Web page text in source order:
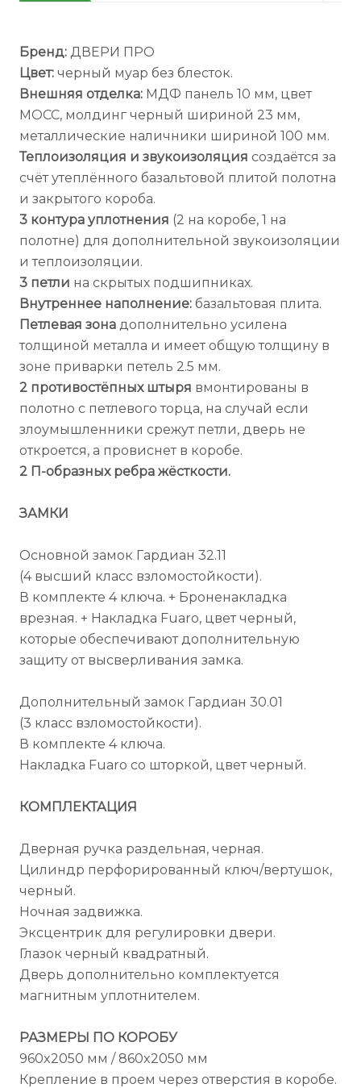
Бренд: ДВЕРИ ПРО
Цвет: черный муар без блесток.
Внешняя отделка: МДФ панель 10 мм, цвет
МОСС, молдинг черный шириной 23 мм,
металлические наличники шириной 100 мм.
Теплоизоляция и звукоизоляция создаётся за
счёт утеплённого базальтовой плитой полотна
и закрытого короба.
3 контура уплотнения (2 на коробе, 1 на
полотне) для дополнительной звукоизоляции
и теплоизоляции.
3 петли на скрытых подшипниках.
Внутреннее наполнение: базальтовая плита.
Петлевая зона дополнительно усилена
толщиной металла и имеет общую толщину в
зоне приварки петель 2.5 мм.
2 противостёпных штыря вмонтированы в
полотно с петлевого торца, на случай если
злоумышленники срежут петли, дверь не
откроется, а провиснет в коробе.
2 П-образных ребра жёсткости.
ЗАМКИ
Основной замок Гардиан 32.11
(4 высший класс взломостойкости).
В комплекте 4 ключа. + Броненакладка
врезная. + Накладка Fuaro, цвет черный,
которые обеспечивают дополнительную
защиту от высверливания замка.
Дополнительный замок Гардиан 30.01
(3 класс взломостойкости).
В комплекте 4 ключа.
Накладка Fuaro со шторкой, цвет черный.
КОМПЛЕКТАЦИЯ
Дверная ручка раздельная, черная.
Цилиндр перфорированный ключ/вертушок,
черный.
Ночная задвижка.
Эксцентрик для регулировки двери.
Глазок черный квадратный.
Дверь дополнительно комплектуется
магнитным уплотнителем.
РАЗМЕРЫ ПО КОРОБУ
960x2050 мм / 860x2050 мм
Крепление в проем через отверстия в коробе.